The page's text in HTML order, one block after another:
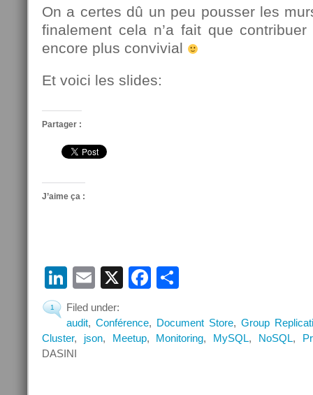
On a certes dû un peu pousser les
finalement cela n’a fait que contribuer
encore plus convivial
Et voici les slides:
Partager :
J’aime ça :
LinkedIn
Email
X Facebook
1
Filed under:
audit, Conférence, Document Store, Group
Cluster, json, Meetup, Monitoring, MySQL, NoSQL,
DASINI